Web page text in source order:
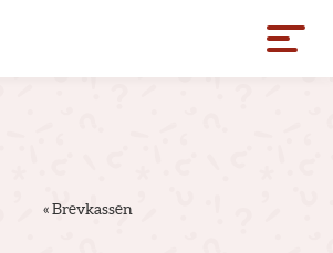
«Brevkassen